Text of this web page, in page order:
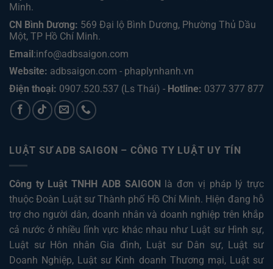
Minh.
CN Bình Dương: 569 Đại lộ Bình Dương, Phường Thủ Dầu
Một, TP Hồ Chí Minh.
Email:info@adbsaigon.com
Website: adbsaigon.com - phaplynhanh.vn
Điện thoại: 0907.520.537 (Ls Thái) - Hotline: 0377 377 877
LUẬT SƯ ADB SAIGON – CÔNG TY LUẬT UY TÍN
Công ty Luật TNHH ADB SAIGONlà đơn vị pháp lý trực
thuộc Đoàn Luật sư Thành phố Hồ Chí Minh. Hiện đang hỗ
trợ cho người dân, doanh nhân và doanh nghiệp trên khắp
cả nước ở nhiều lĩnh vực khác nhau như Luật sư Hình sự,
Luật sư Hôn nhân Gia đình, Luật sư Dân sự, Luật sư
Doanh Nghiệp, Luật sư Kinh doanh Thương mại, Luật sư